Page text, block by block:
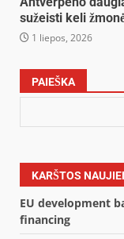
sužeisti keli
1 liepos, 2026
PAIEŠKA
KARŠTOS
EU development
financing